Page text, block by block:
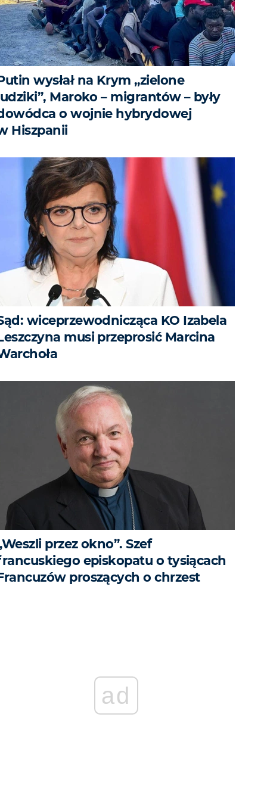
wysłał na Krym „zielone
Maroko – migrantów – były
o wojnie hybrydowej
Hiszpanii
wiceprzewodnicząca KO Izabela
musi przeprosić Marcina
przez okno”. Szef
episkopatu o tysiącach
proszących o chrzest
ad